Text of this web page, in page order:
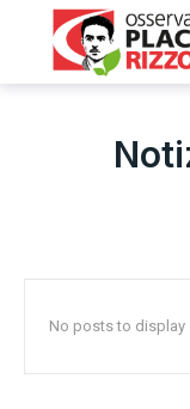
No posts to display